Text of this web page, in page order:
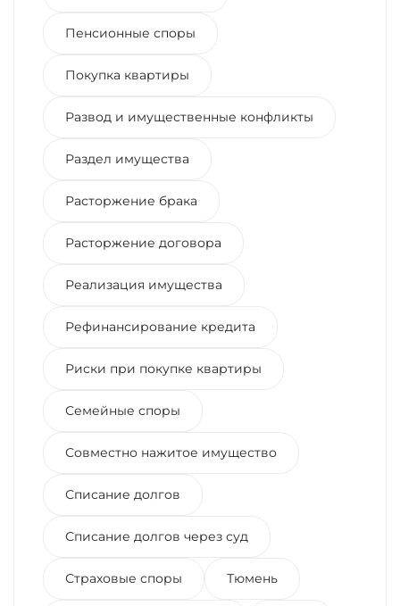
Пенсионные споры
Покупка квартиры
Развод и имущественные конфликты
Раздел имущества
Расторжение брака
Расторжение договора
Реализация имущества
Рефинансирование кредита
Риски при покупке квартиры
Семейные споры
Совместно нажитое имущество
Списание долгов
Списание долгов через суд
Страховые споры Тюмень